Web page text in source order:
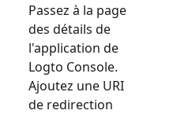
Passez à la page
des détails de
l'application de
Logto Console.
Ajoutez une URI
de redirection